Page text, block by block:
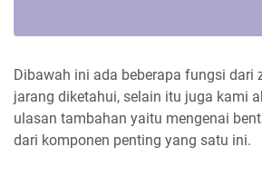
Dibawah ini ada beberapa fungsi dari
jarang diketahui, selain itu juga kami
ulasan tambahan yaitu mengenai
dari komponen penting yang satu ini.